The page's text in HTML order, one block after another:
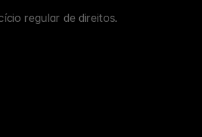
regular de direitos.